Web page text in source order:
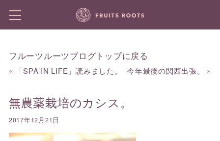
フルーツルーツブログトップに戻る
« 「SPA IN LIFE」読みました。 今年最後の関西出張。 »
無農薬栽培のカシス。
2017年12月21日